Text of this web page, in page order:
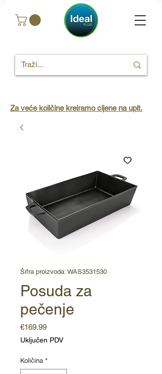
Za veće količine kreiramo cijene na upit.
Šifra proizvoda: WAS3531530
Posuda za
pečenje
€169.99Cijena
Uključen PDV
Količina *